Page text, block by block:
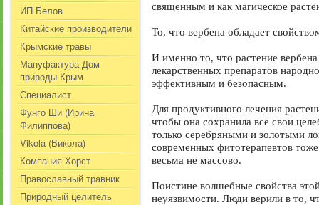
ИП Белов
Китайские производители
Крымские травы
Мануфактура Дом
природы Крым
Специалист
Фунго Ши (Ирина
Филиппова)
Vikola (Викола)
Компания Хорст
Православный травник
Природный целитель
священным и как магическое
То, что вербена обладает
И именно то, что растение
лекарственных препаратов
эффективным и безопасным.
Для продуктивного лечения
чтобы она сохранила все свои
только серебряными и золотыми
современных фитотерапевтов
весьма не массово.
Поистине волшебные свойства
неуязвимости. Люди верили в то,